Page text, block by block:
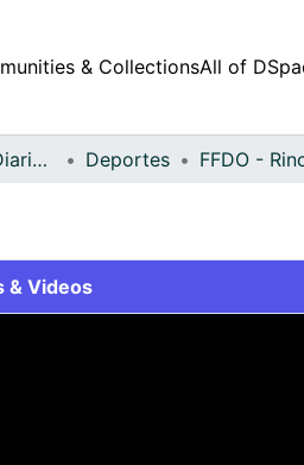
& CollectionsAll of
Fondo Fotográfico Diario Occidente Deportes
& Videos